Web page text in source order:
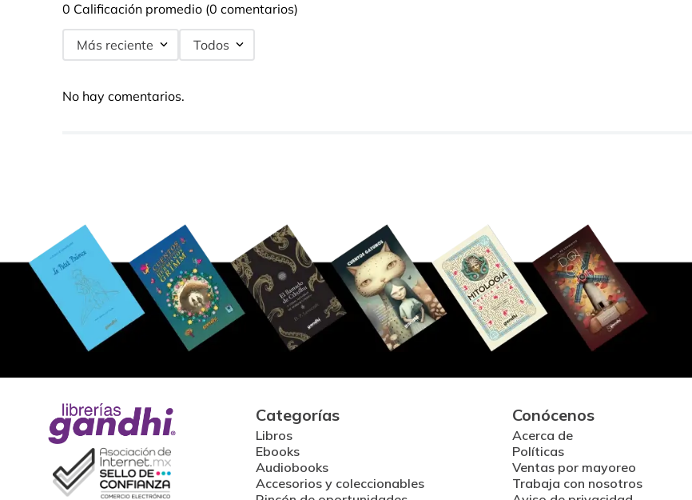
0 Calificación promedio (0 comentarios)
Más reciente Todos
No hay comentarios.
Categorías
Libros
Ebooks
Audiobooks
Accesorios y coleccionables
Conócenos
Acerca de
Políticas
Ventas por mayoreo
Trabaja con nosotros